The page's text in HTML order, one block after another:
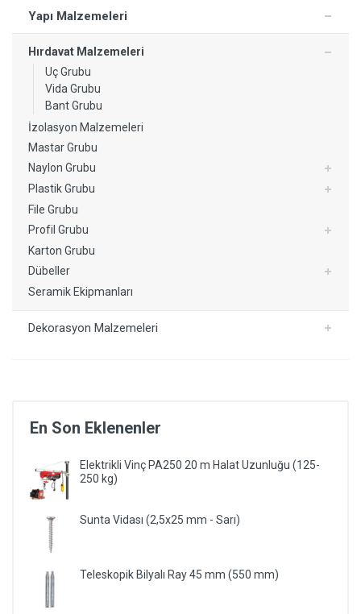
Yapı Malzemeleri
Hırdavat Malzemeleri
Uç Grubu
Vida Grubu
Bant Grubu
İzolasyon Malzemeleri
Mastar Grubu
Naylon Grubu
Plastik Grubu
File Grubu
Profil Grubu
Karton Grubu
Dübeller
Seramik Ekipmanları
Dekorasyon Malzemeleri
En Son Eklenenler
Elektrikli Vinç PA250 20 m Halat Uzunluğu (125-
250 kg)
Sunta Vidası (2,5x25 mm - Sarı)
Teleskopik Bilyalı Ray 45 mm (550 mm)